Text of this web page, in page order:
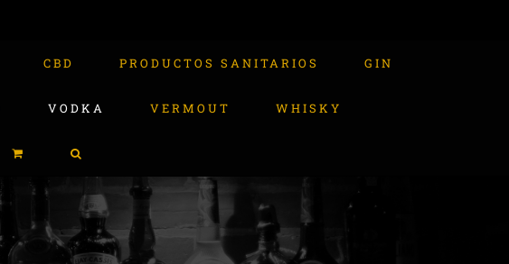
CBD PRODUCTOS SANITARIOS GIN
VODKA VERMOUT WHISKY